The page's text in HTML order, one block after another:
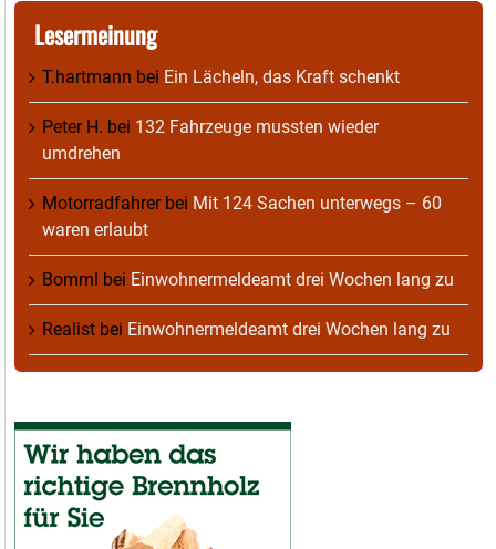
Lesermeinung
T.hartmann bei Ein Lächeln, das Kraft schenkt
Peter H. bei 132 Fahrzeuge mussten wieder
umdrehen
Motorradfahrerbei Mit 124 Sachen unterwegs – 60
waren erlaubt
Bomml bei Einwohnermeldeamt drei Wochen lang zu
Realist bei Einwohnermeldeamt drei Wochen lang zu